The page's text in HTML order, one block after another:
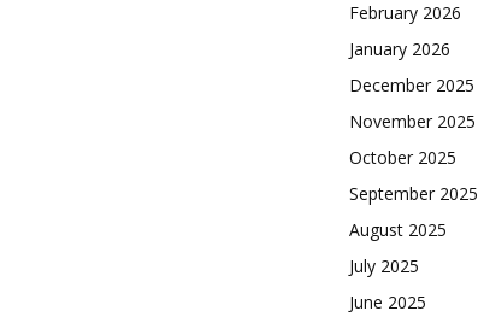
February 2026
January 2026
December 2025
November 2025
October 2025
September 2025
August 2025
July 2025
June 2025